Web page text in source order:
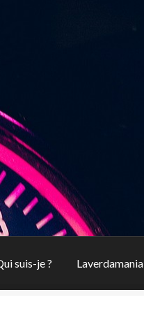
suis-je ? Laverdamania